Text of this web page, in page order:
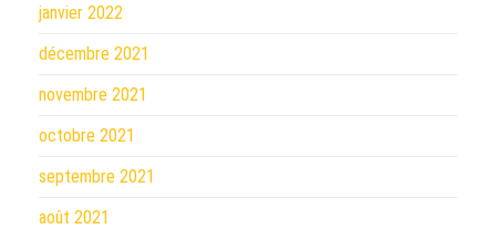
janvier 2022
décembre 2021
novembre 2021
octobre 2021
septembre 2021
août 2021